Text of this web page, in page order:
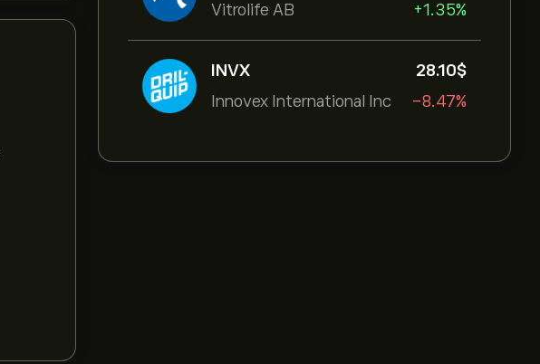
Vitrolife AB
+1.35%
INVX
Innovex International Inc
28.10‎$‎
-8.47%